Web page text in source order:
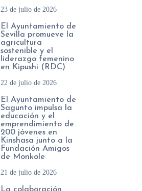
23 de julio de 2026
El Ayuntamiento de
Sevilla promueve la
agricultura
sostenible y el
liderazgo femenino
en Kipushi (RDC)
22 de julio de 2026
El Ayuntamiento de
Sagunto impulsa la
educación y el
emprendimiento de
200 jóvenes en
Kinshasa junto a la
Fundación Amigos
de Monkole
21 de julio de 2026